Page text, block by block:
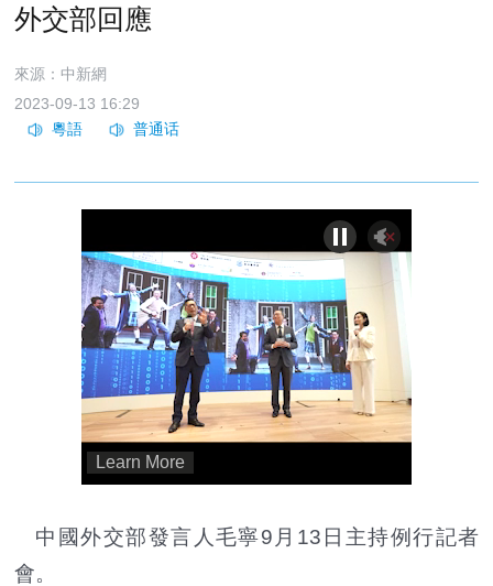
外交部回應
來源：中新網
2023-09-13 16:29
中國外交部發言人毛寧9月13日主持例行記者
會。